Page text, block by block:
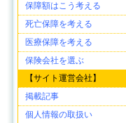
保障額はこう考える
死亡保障を考える
医療保障を考える
保険会社を選ぶ
【サイト運営会社】
掲載記事
個人情報の取扱い